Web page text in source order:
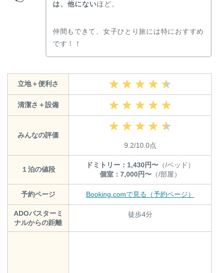
は、他にないほど。
仲間もできて、女子ひとり旅には特におすすめ
です！！
立地＋便利さ
清潔さ＋設備
みんなの評価
9.2/10.0点
１泊の値段
ドミトリー：1,430円〜（/ベッド）
個室：7,000円〜（/部屋）
予約ページ Booking.comで見る（予約ページ）
ADOバスターミ
ナルからの距離
徒歩4分